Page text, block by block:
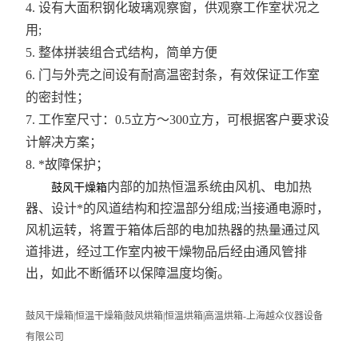
4.设有大面积钢化玻璃观察窗，供观察工作室状况之
用 ;
5.整体拼装组合式结构，简单方便
6. 门与外壳之间设有耐高温密封条，有效保证工作室
的密封性；
7. 工作室尺寸：0.5立方～300立方，可根据客户要求设
计解决方案；
8. *故障保护；
鼓风干燥箱内部的加热恒温系统由风机、电加热
器、设计*的风道结构和控温部分组成;当接通电源时，
风机运转，将置于箱体后部的电加热器的热量通过风
道排进，经过工作室内被干燥物品后经由通风管排
出，如此不断循环以保障温度均衡。
鼓风干燥箱 |恒温干燥箱 |鼓风烘箱 |恒温烘箱 高温烘箱-上海越众仪器设备
有限公司